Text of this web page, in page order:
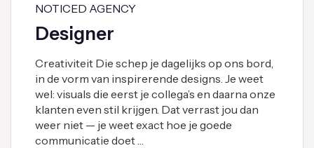
NOTICED AGENCY
Designer
Creativiteit Die schep je dagelijks op ons bord,
in de vorm van inspirerende designs. Je weet
wel: visuals die eerst je collega’s en daarna onze
klanten even stil krijgen. Dat verrast jou dan
weer niet — je weet exact hoe je goede
communicatie doet …